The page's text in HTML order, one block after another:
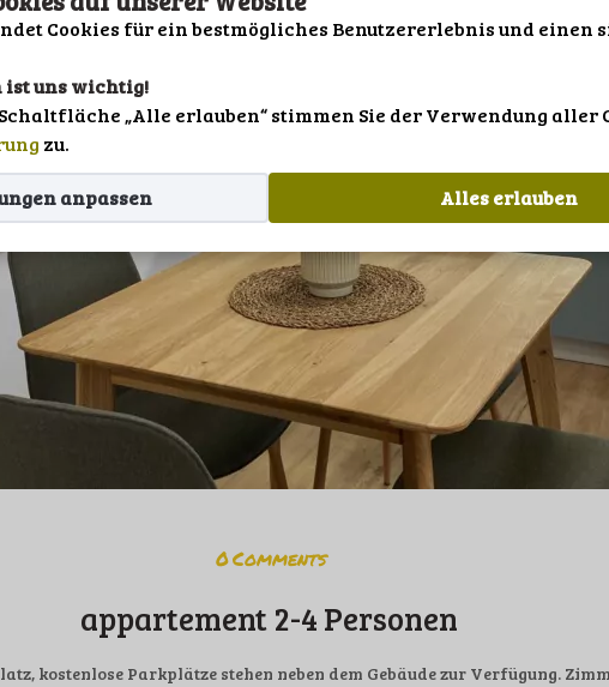
Cookies für ein bestmögliches Benutzererlebnis und einen
ist uns wichtig!
„Alle erlauben“ stimmen Sie der Verwendung aller
zu.
Alles erlauben
anpassen
IMPRESSUM
DATENSCHUTZ
SPRACHE
0Comments
appartement 2-4 Personen
kostenlose Parkplätze stehen neben dem Gebäude zur Verfügung.